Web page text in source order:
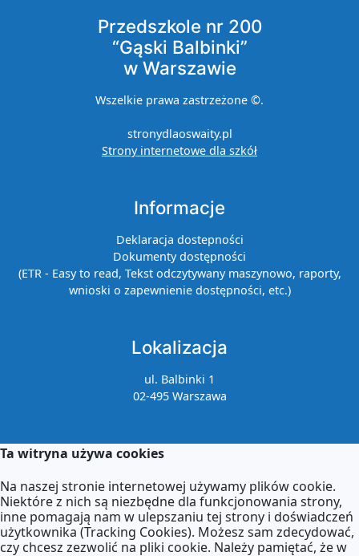
Przedszkole nr 200
“Gąski Balbinki”
w Warszawie
Wszelkie prawa zastrzeżone ©.
stronydlaoswaity.pl
Strony internetowe dla szkółotwiera się w
Informacje
Deklaracja dostepności
Dokumenty dostępności
(ETR - Easy to read, Tekst odczytywany maszynowo, raporty,
wnioski o zapewnienie dostępności, etc.)
Lokalizacja
ul. Balbinki 1
02-495 Warszawa
Kontakt
Kontakt z sekretariatem:
poniedziałek: 9:00–17:00
wtorek–piątek: 8:00–16:00
Agnieszka Zdzieborska
Ta witryna używa cookies
Na naszej stronie internetowej używamy plików cookie.
Niektóre z nich są niezbędne dla funkcjonowania strony,
inne pomagają nam w ulepszaniu tej strony i doświadczeń
użytkownika (Tracking Cookies). Możesz sam zdecydować,
czy chcesz zezwolić na pliki cookie. Należy pamiętać, że w